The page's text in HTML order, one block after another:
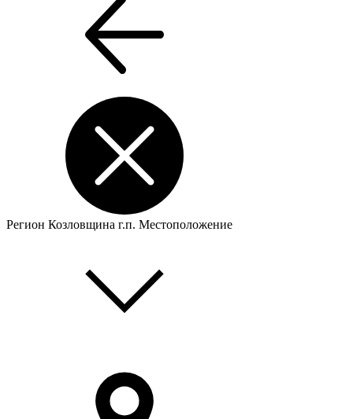
Регион Козловщина г.п. Местоположение